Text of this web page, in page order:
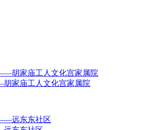
家庙工人文化宫家属院